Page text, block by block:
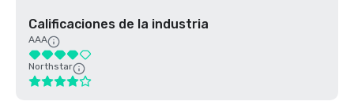
Calificaciones de la industria
AAA
Northstar